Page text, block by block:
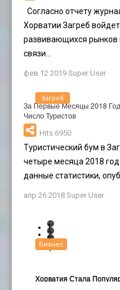
Согласно отчету
Хорватии Загреб
развивающихся
связи...
фев 12 2019 Super User
За Первые Месяцы 2018
Число Туристов
Hits:6950
Туристический бум в
четыре месяца 2018
данные статистики,
апр 26 2018
Загреб
Super User
1
2
3
4
Бизнес